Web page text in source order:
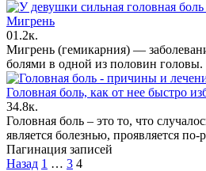
Мигрень
01.2к.
Мигрень (гемикарния) —
болями в одной из половин головы.
Головная боль, как от нее быстро
34.8к.
Головная боль – это то, что
является болезнью, проявляется по-
Пагинация записей
Назад 1 … 3 4